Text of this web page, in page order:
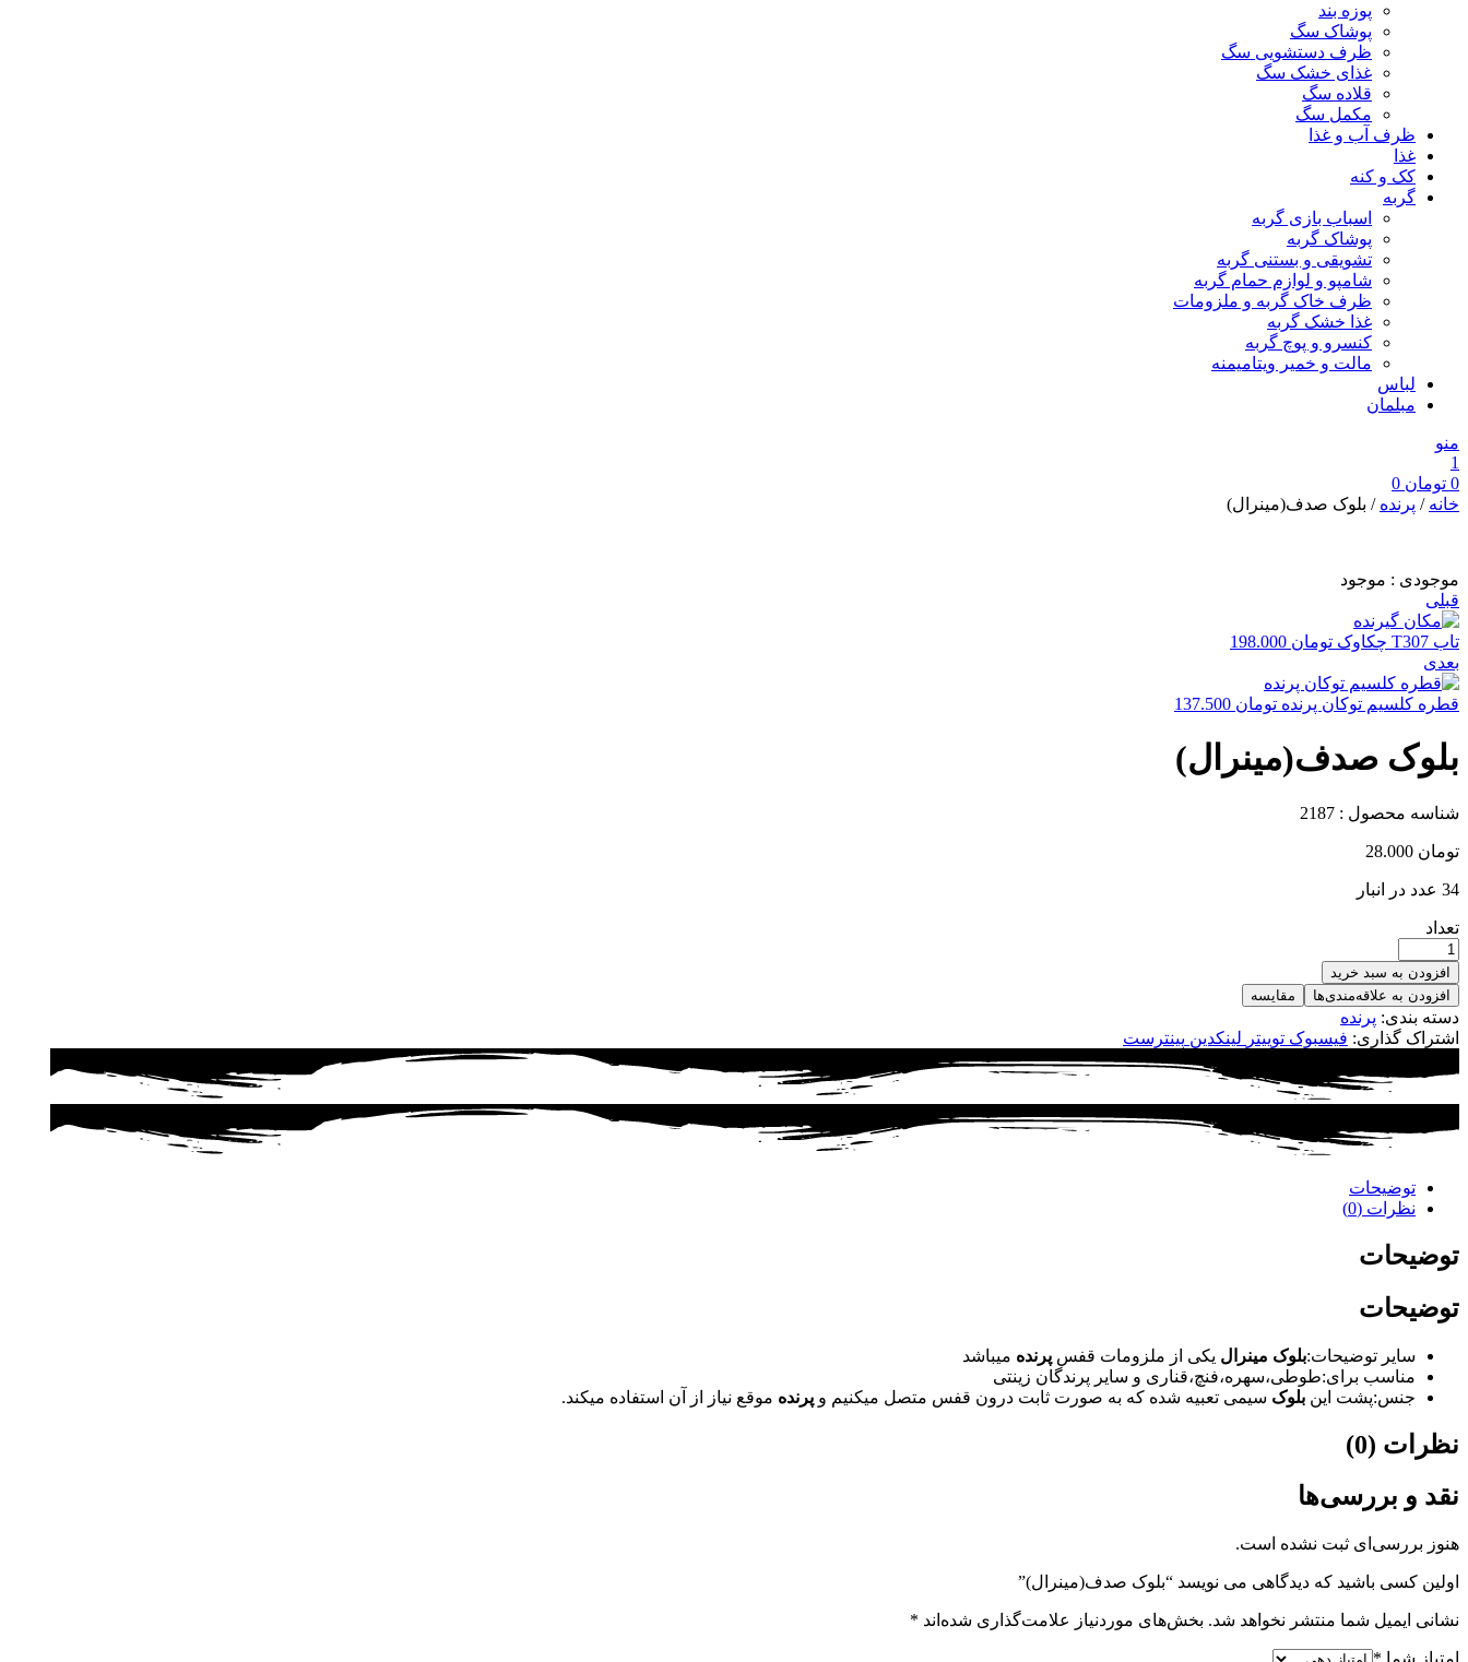
پوزه بند
پوشاک سگ
ظرف دستشویی سگ
غذای خشک سگ
قلاده سگ
مکمل سگ
ظرف آب و غذا
غذا
کک و کنه
گربه
اسباب بازی گربه
پوشاک گربه
تشویقی و بستنی گربه
شامپو و لوازم حمام گربه
ظرف خاک گربه و ملزومات
غذا خشک گربه
کنسرو و پوچ گربه
مالت و خمیر ویتامیمنه
لباس
مبلمان
منو
1
0 تومان
خانه / پرنده / بلوک صدف(مینرال)
موجودی : موجود
قبلی
تاب T307 چکاوک تومان
بعدی
قطره کلسیم توکان پرنده تومان
بلوک صدف(مینرال)
شناسه محصول : 2187
تومان
34 عدد در انبار
تعداد
افزودن به سبد خرید
افزودن به علاقه‌مندی‌ها
مقایسه
دسته بندی: پرنده
اشتراک گذاری: فیسبوک توییتر لینکدین پینترست
توضیحات
نظرات (0)
توضیحات
توضیحات
سایر توضیحات:بلوک مینرال یکی از ملزومات قفس پرنده میباشد
مناسب برای:طوطی،سهره،فنچ،قناری و سایر پرندگان زینتی
جنس:پشت این بلوک سیمی تعبیه شده که به صورت ثابت درون قفس متصل میکنیم و پرنده موقع نیاز از آن استفاده میکند.
نظرات (0)
نقد و بررسی‌ها
هنوز بررسی‌ای ثبت نشده است.
اولین کسی باشید که دیدگاهی می نویسد “بلوک صدف(مینرال)”
نشانی ایمیل شما منتشر نخواهد شد. بخش‌های موردنیاز علامت‌گذاری شده‌اند *